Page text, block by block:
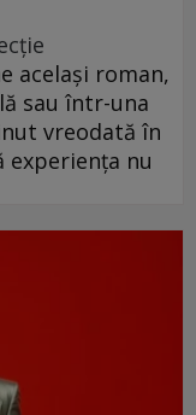
același roman,
sau într-una
vreodată în
experiența nu